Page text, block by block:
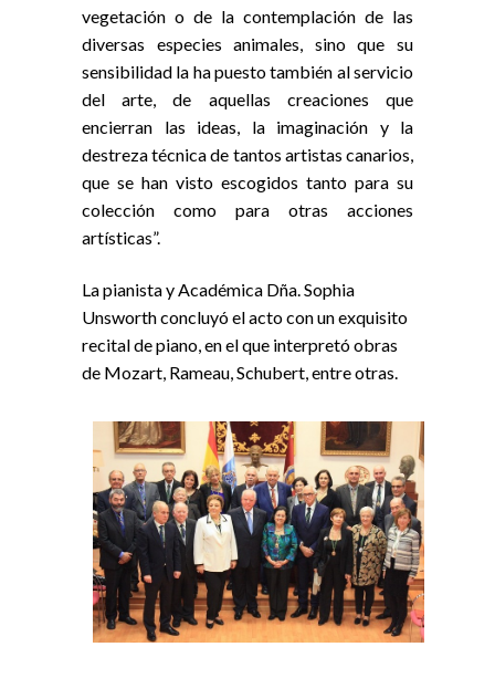
vegetación o de la contemplación de las
diversas especies animales, sino que su
sensibilidad la ha puesto también al servicio
del arte, de aquellas creaciones que
encierran las ideas, la imaginación y la
destreza técnica de tantos artistas canarios,
que se han visto escogidos tanto para su
colección como para otras acciones
artísticas”.
La pianista y Académica Dña. Sophia
Unsworth concluyó el acto con un exquisito
recital de piano, en el que interpretó obras
de Mozart, Rameau, Schubert, entre otras.